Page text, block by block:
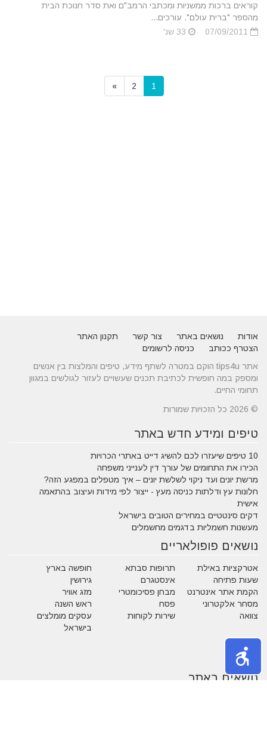
קוראים ברכות ממשניות ומכתבי הרמב"ם ואת סדר חנוכת הבית
מהספר "ברית עולם". עורכים...
1
2
»
אודות נושאים באתר צור קשר
תקנון האתר
הצטרף ככותב
כניסה לרשומים
אתר tips4u הוקם במטרה לשתף מידע, טיפים והמלצות בין אנשים
ומספק במה חופשית לכתיבת תכנים שעשויים לעזור לגולשים במגוון
תחומי החיים.
© 2026 כל הזכויות שמורות
טיפים ומידע חדש באתר
10 טיפים שיעזרו לכם להשיג דייט באתרי הכרויות
הכירו את התחומים של עורך דין לענייני משפחה
מרשת יונים ועד ניקוי לשלשת יונים – איך מטפלים במפגע הזה?
חלונות עץ ודלתות כניסה מעץ - ייצור לפי מידות ועיצוב בהתאמה
אישית
דקים סינטטיים במחירים הטובים בישראל
מעשנות חשמליות בדגמים מחשמלים
נושאים פופולאריים
אטרקציות באילת תרופות סבתא
חופשה בארץ
שעות פתיחה
אינסטגרם
גירושין
הקמת אתר אינטרנט
מבחן פסיכומטרי
מזג אוויר
מסחר אלקטרוני
פסח
ראש השנה
צוואה
שירות לקוחות
עסקים מומלצים
בישראל
משחקים
נושאים באתר